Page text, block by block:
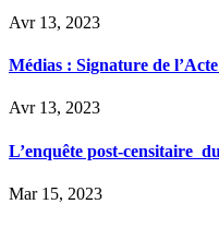
Avr 13, 2023
Médias : Signature de
Avr 13, 2023
L’enquête post-censitaire
Mar 15, 2023